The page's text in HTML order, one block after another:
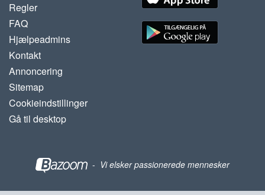
Regler
FAQ
Hjælpeadmins
Kontakt
Annoncering
Sitemap
Cookieindstillinger
Gå til desktop
- Vi elsker passionerede mennesker